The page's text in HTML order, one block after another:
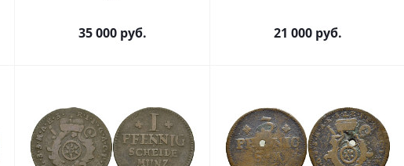
35 000 руб. 21 000 руб.